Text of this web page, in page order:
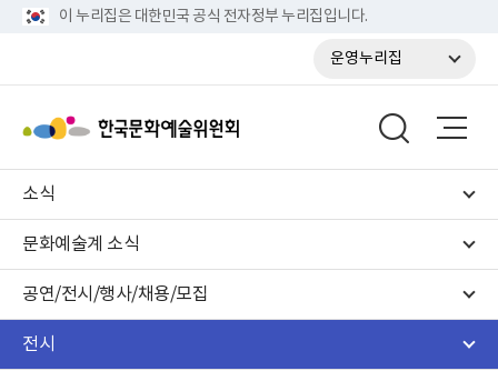
이 누리집은 대한민국 공식 전자정부 누리집입니다.
운영누리집
소식
문화예술계 소식
공연/전시/행사/채용/모집
전시